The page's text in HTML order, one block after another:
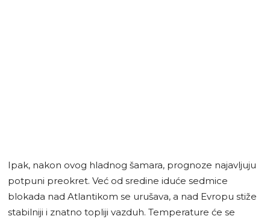
Ipak, nakon ovog hladnog šamara, prognoze najavljuju
potpuni preokret. Već od sredine iduće sedmice
blokada nad Atlantikom se urušava, a nad Evropu stiže
stabilniji i znatno topliji vazduh. Temperature će se